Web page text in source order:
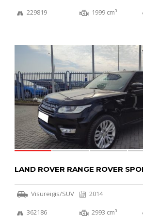
229819 1999 cm³
LAND ROVER RANGE ROVER
Visureigis/SUV 2014
362186 2993 cm³